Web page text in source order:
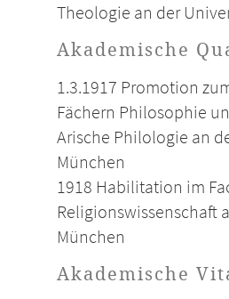
Theologie an der
Akademische
1.3.1917 Promotion
Fächern Philosophie
Arische Philologie an
München
1918 Habilitation im
Religionswissenschaft
München
Akademische